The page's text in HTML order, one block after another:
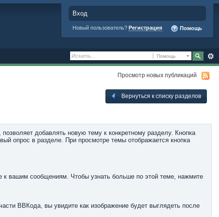
Вход
Новый пользователь? Регистрация Помощь
Помощь
Просмотр новых публикаций
Вернуться к списку разделов
добавлять новую тему к конкретному разделу. Кнопка
опрос в разделе. При просмотре темы отображается кнопка
к вашим сообщениям. Чтобы узнать больше по этой теме, нажмите
ВВКода, вы увидите как изображение будет выглядеть после